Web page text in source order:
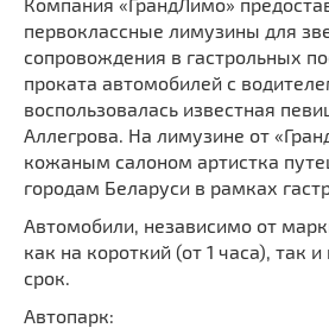
первоклассные лимузины для
сопровождения в гастрольных
проката автомобилей с
воспользовалась известная
Аллегрова. На лимузине от
кожаным салоном артистка
городам Беларуси в рамках
Автомобили, независимо от
как на короткий (от 1 часа), так
срок.
Автопарк: